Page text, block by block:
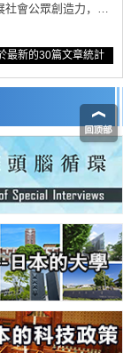
會公眾創造力，依
高效開發成為可能
製系統，有望實現攜
研究人員赴海外開
核心優勢服務社會
素，成功提高光合作
必需基因，首次揭示
平野晉教授專訪
最新的30篇文章統計